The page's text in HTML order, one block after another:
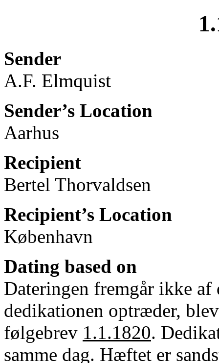
Sender
A.F. Elmquist
Sender’s Location
Aarhus
Recipient
Bertel Thorvaldsen
Recipient’s Location
København
Dating based on
Dateringen fremgår ikke
dedikationen optræder,
følgebrev 1.1.1820.
samme dag. Hæftet er